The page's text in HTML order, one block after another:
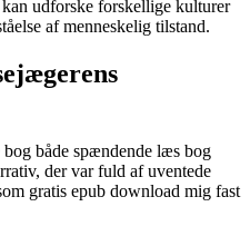
udforske forskellige kulturer
af menneskelig tilstand.
både spændende læs bog
der var fuld af uventede
gratis epub download mig fast